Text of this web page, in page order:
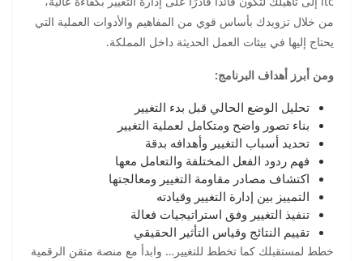
من خلال تزويدك بأساس قوي من المفاهيم والأدوات العملية التي
يحتاج إليها في بيئات العمل الحديثة داخل المملكة.
ومن أبرز أهداف البرنامج:
تحليل الوضع الحالي قبل بدء التغيير
بناء تصور واضح ومتكامل لعملية التغيير
تحديد أسباب التغيير وأهدافه بدقة
فهم ردود الفعل المختلفة والتعامل معها
اكتشاف مصادر مقاومة التغيير ومعالجتها
التمييز بين إدارة التغيير وقيادته
تنفيذ التغيير وفق استراتيجيات فعالة
تقييم النتائج وقياس التأثير الحقيقي
خطط لمستقبلك كما تخطط للتغيير… وابدأ مع منصة متقن الرقمية